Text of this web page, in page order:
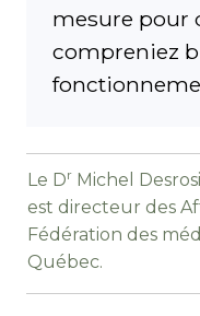
mesure pour
compreniez
Le Dr Michel
est directeur des
Fédération des
Québec.